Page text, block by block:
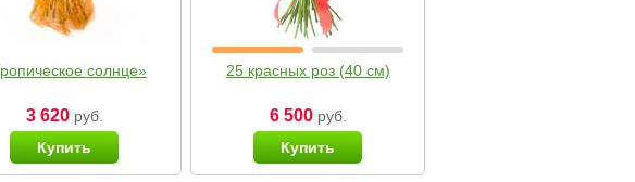
солнце»
3 620руб.
Купить
25 красных роз (40 см)
6 500руб.
Купить